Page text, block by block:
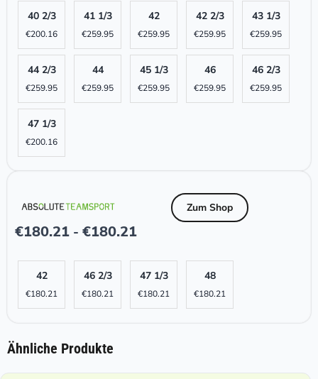
40 2/3
€200.16
41 1/3
€259.95
42
€259.95
42 2/3
€259.95
43 1/3
€259.95
44 2/3
€259.95
44
€259.95
45 1/3
€259.95
46
€259.95
46 2/3
€259.95
47 1/3
€200.16
€180.21 - €180.21
Zum Shop
42
€180.21
46 2/3
€180.21
47 1/3
€180.21
48
€180.21
Ähnliche Produkte